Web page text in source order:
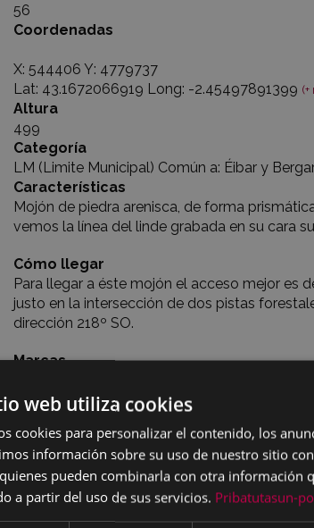
56
Coordenadas
X: 544406 Y: 4779737
Lat: 43.1672066919 Long: -2.45497891399
Altura
499
Categoría
LM (Limite Municipal) Común a: Éibar y
Características
Mojón de piedra arenisca, de forma
vemos la línea del linde grabada en su cara
Cómo llegar
Para llegar a éste mojón el acceso mejor es
justo en la intersección de dos pistas
dirección 218º SO.
Marcas
Este mojón estaba totalmente enterrado.
localizarlo y desenterrarlo en parte. Creemos
Fotos
web utiliza cookies
cookies para personalizar el contenido, los
información sobre su uso de nuestro sitio
pueden combinarla con otra información
a partir del uso de sus servicios. Pribatutasun-